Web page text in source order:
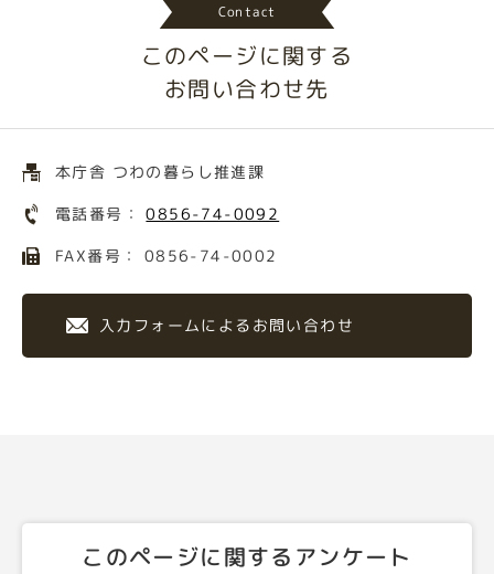
Contact
このページに関する
お問い合わせ先
本庁舎 つわの暮らし推進課
電話番号：0856-74-0092
FAX番号： 0856-74-0002
入力フォームによるお問い合わせ
このページに関するアンケート